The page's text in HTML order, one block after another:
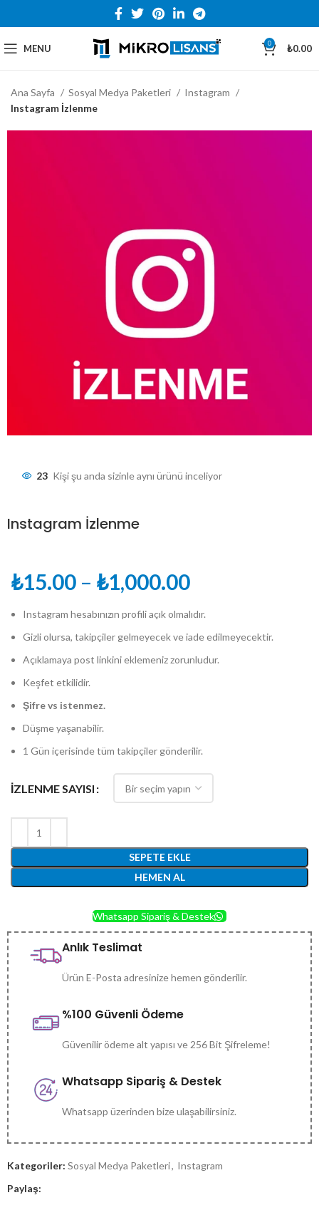
MENU 0 ₺0.00
Ana Sayfa Sosyal Medya Paketleri
Instagram
Instagram İzlenme
23 Kişi şu anda sizinle aynı ürünü inceliyor
Instagram İzlenme
₺15.00 – ₺1,000.00Fiyat
₺15.00
-
₺1,000.00
Instagram hesabınızın profili açık olmalıdır.
Gizli olursa, takipçiler gelmeyecek ve iade edilmeyecektir.
Açıklamaya post linkini eklemeniz zorunludur.
Keşfet etkilidir.
Şifre vs istenmez.
Düşme yaşanabilir.
1 Gün içerisinde tüm takipçiler gönderilir.
İZLENME SAYISI
SEPETE EKLE
HEMEN AL
Whatsapp Sipariş & Destek
Anlık Teslimat
Ürün E-Posta adresinize hemen gönderilir.
%100 Güvenli Ödeme
Güvenilir ödeme alt yapısı ve 256 Bit Şifreleme!
Whatsapp Sipariş & Destek
Whatsapp üzerinden bize ulaşabilirsiniz.
Kategoriler: Sosyal Medya Paketleri, Instagram
Paylaş: